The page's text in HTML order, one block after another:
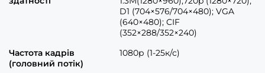
D1 (704×576/704×480); VGA
(640×480); CIF
(352×288/352×240)
Частота кадрів
(головний потік)
1080р (1-25к/с)